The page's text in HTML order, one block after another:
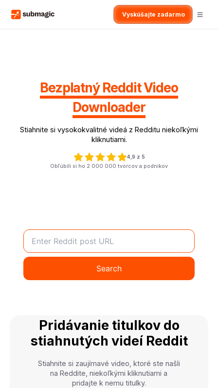
Vyskúšajte zadarmo
Bezplatný Reddit Video
Downloader
Stiahnite si vysokokvalitné videá z Redditu niekoľkými
kliknutiami.
4,9 z 5
Obľúbili si ho 2 000 000 tvorcov a podnikov
Pridávanie titulkov do
stiahnutých videí Reddit
Stiahnite si zaujímavé video, ktoré ste našli
na Reddite, niekoľkými kliknutiami a
pridajte k nemu titulky.